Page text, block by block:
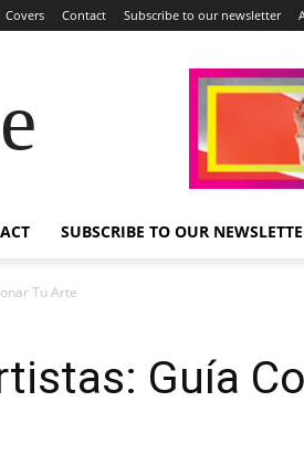
Covers Contact Subscribe to our newsletter
SUBSCRIBE TO OUR
Tu Arte
Guía